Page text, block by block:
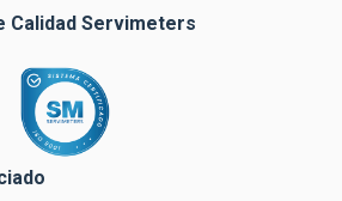
Calidad Servimeters